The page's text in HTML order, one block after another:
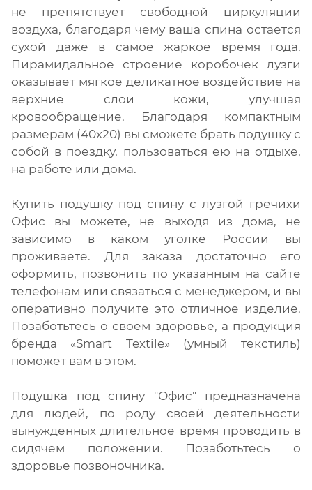
не препятствует свободной циркуляции
воздуха, благодаря чему ваша спина остается
сухой даже в самое жаркое время года.
Пирамидальное строение коробочек лузги
оказывает мягкое деликатное воздействие на
верхние слои кожи, улучшая
кровообращение. Благодаря компактным
размерам (40х20) вы сможете брать подушку с
собой в поездку, пользоваться ею на отдыхе,
на работе или дома.
Купить подушку под спину с лузгой гречихи
Офис вы можете, не выходя из дома, не
зависимо в каком уголке России вы
проживаете. Для заказа достаточно его
оформить, позвонить по указанным на сайте
телефонам или связаться с менеджером, и вы
оперативно получите это отличное изделие.
Позаботьтесь о своем здоровье, а продукция
бренда «Smart Textile» (умный текстиль)
поможет вам в этом.
Подушка под спину "Офис" предназначена
для людей, по роду своей деятельности
вынужденных длительное время проводить в
сидячем положении. Позаботьтесь о
здоровье позвоночника.